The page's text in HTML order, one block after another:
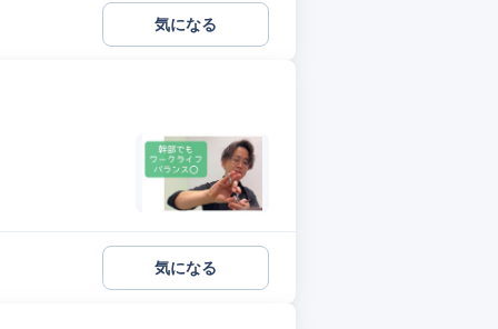
気になる
気になる